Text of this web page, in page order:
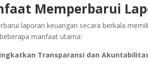
Memperbarui
laporan keuangan secara berkala
manfaat utama:
Transparansi dan